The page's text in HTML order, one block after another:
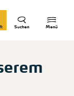
Menü
Suchen